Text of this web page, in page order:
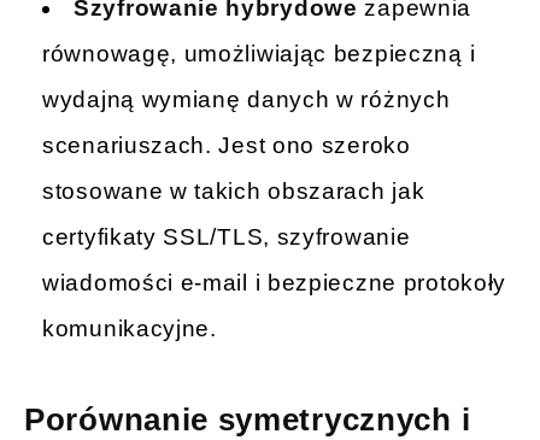
Szyfrowanie hybrydowe zapewnia
równowagę, umożliwiając bezpieczną i
wydajną wymianę danych w różnych
scenariuszach. Jest ono szeroko
stosowane w takich obszarach jak
certyfikaty SSL/TLS, szyfrowanie
wiadomości e-mail i bezpieczne protokoły
komunikacyjne.
Porównanie symetrycznych i